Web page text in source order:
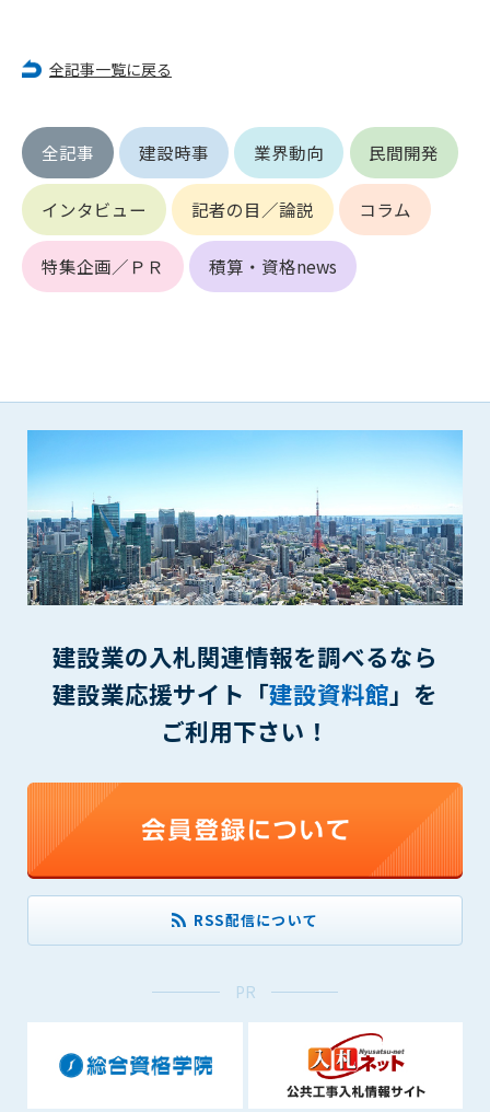
全記事一覧に戻る
全記事 建設時事 業界動向 民間開発
インタビュー 記者の目／論説 コラム
特集企画／ＰＲ 積算・資格news
建設業の入札関連情報を調べるなら
建設業応援サイト「建設資料館」を
ご利用下さい！
RSS配信について
PR
当することが判明した場合、会員資格を取り消すことがあり
第5条（IDおよびパスワードの管理）
1. 会員は申込の際に管理者が発行したIDおよびパスワードの使
用および管理について責任を負うものとします。
2. 会員は、自己のIDおよびパスワードを、貸与、譲渡、売買、
その他形態を問わず、第三者に利用させることはできませ
ん。
3. 会員は、IDおよびパスワードの管理不十分、使用上の過誤、
1. 会員は建設資料館WEB上で以下の行為をしないものとしま
す。
(1) 第三者または管理者の著作権、その他知的所有権を侵害す
る行為
(2) 第三者または管理者の財産、プライバシー等を侵害する行
為
(3) 第三者または管理者を誹謗中傷する行為
(4) 有害なコンピュータプログラム等を送信又は書き込む行為
(5) 第三者に不利益を与える行為
(7) 公序良俗に反する行為
(8) 犯罪的行為に結びつく行為
(9) その他、法律に反する行為
(10) 建設資料館から知り得た情報及びダウンロードした情報
に第三者に提供すること
第7条（登録内容の削除）
管理者は、会員が登録した内容が以下に該当する、またはその
恐れのあるものは、会員の承諾なく削除できるものとします。
(1) 登録されている情報が、第6条の定める禁止事項に該当する
と管理者が、判断した場合
(3) 広告掲載料金の支払が遅延した場合
第8条（サービスの変更・中止等）
管理者は、会員の承諾なく、本サービス内容の変更(新規追加、
廃止を含み)し、本サービスの運営を中止または廃止することが